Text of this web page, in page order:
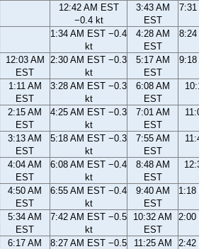
12:42 AM EST
−0.4 kt
3:43 AM
EST
1:34 AM EST −0.4
kt
4:28 AM
EST
12:03 AM
EST
2:30 AM EST −0.3
kt
5:17 AM
EST
1:11 AM
EST
3:28 AM EST −0.3
kt
6:08 AM
EST
2:15 AM
EST
4:25 AM EST −0.3
kt
7:01 AM
EST
3:13 AM
EST
5:18 AM EST −0.3
kt
7:55 AM
EST
4:04 AM
EST
6:08 AM EST −0.4
kt
8:48 AM
EST
4:50 AM
EST
6:55 AM EST −0.4
kt
9:40 AM
EST
5:34 AM
EST
7:42 AM EST −0.5
kt
10:32 AM
EST
6:17 AM
8:27 AM EST −0.5
11:25 AM